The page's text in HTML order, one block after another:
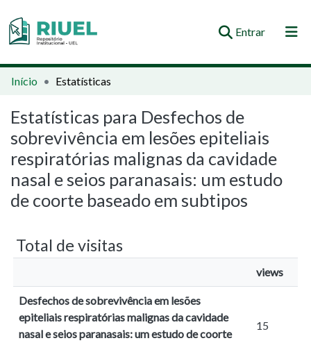
Entrar(current)
Orientações e Normas
Busca no Repositório
Início Estatísticas
Estatísticas para Desfechos de
sobrevivência em lesões epiteliais
respiratórias malignas da cavidade
nasal e seios paranasais: um estudo
de coorte baseado em subtipos
Total de visitas
views
Desfechos de sobrevivência em lesões
epiteliais respiratórias malignas da cavidade
nasal e seios paranasais: um estudo de coorte
15